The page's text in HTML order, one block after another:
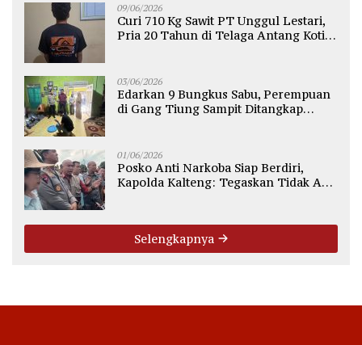
09/06/2026
Curi 710 Kg Sawit PT Unggul Lestari,
Pria 20 Tahun di Telaga Antang Kotim
03/06/2026
Edarkan 9 Bungkus Sabu, Perempuan
di Gang Tiung Sampit Ditangkap
01/06/2026
Posko Anti Narkoba Siap Berdiri,
Kapolda Kalteng: Tegaskan Tidak Ada
Selengkapnya